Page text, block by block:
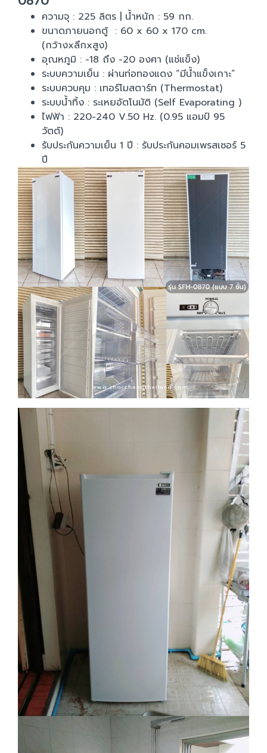
ความจุ : 225 ลิตร | น้ำหนัก : 59 กก.
ขนาดภายนอกตู้ : 60 x 60 x 170 cm.
(กว้างxลึกxสูง)
อุณหภูมิ : -18 ถึง -20 องศา (แช่แข็ง)
ระบบความเย็น : ผ่านท่อทองแดง “มีน้ำแข็งเกาะ”
ระบบควบคุม : เทอร์โมสตาร์ท (Thermostat)
ระบบน้ำทิ้ง : ระเหยอัตโนมัติ (Self Evaporating )
ไฟฟ้า : 220-240 V.50 Hz. (0.95 แอมป์ 95
วัตต์)
รับประกันความเย็น 1 ปี : รับประกันคอมเพรสเซอร์ 5
ปี